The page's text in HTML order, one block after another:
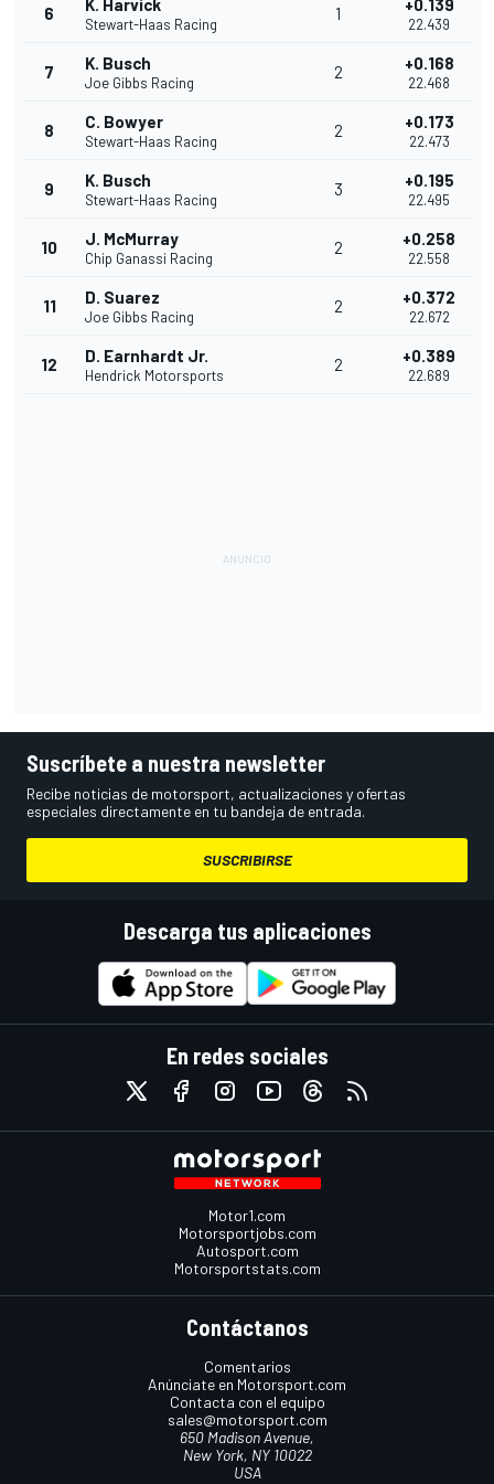
6 K. Harvick
Stewart-Haas Racing
1 +0.139
22.439
7 K. Busch
Joe Gibbs Racing
2 +0.168
22.468
8 C. Bowyer
Stewart-Haas Racing
2 +0.173
22.473
9 K. Busch
Stewart-Haas Racing
3 +0.195
22.495
10 J. McMurray
Chip Ganassi Racing
2 +0.258
22.558
11 D. Suarez
Joe Gibbs Racing
2 +0.372
22.672
12 D. Earnhardt Jr.
Hendrick Motorsports
2 +0.389
22.689
Suscríbete a nuestra newsletter
Recibe noticias de motorsport, actualizaciones y ofertas
especiales directamente en tu bandeja de entrada.
SUSCRIBIRSE
Descarga tus aplicaciones
En redes sociales
Motor1.com
Motorsportjobs.com
Autosport.com
Motorsportstats.com
Contáctanos
Comentarios
Anúnciate en Motorsport.com
Contacta con el equipo
sales@motorsport.com
650 Madison Avenue,
New York, NY 10022
USA